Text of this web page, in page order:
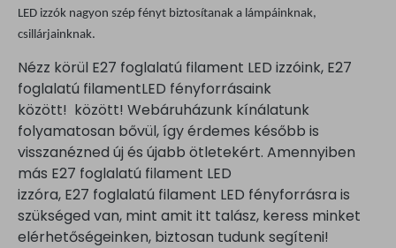
LED izzók nagyon szép fényt biztosítanak a lámpáinknak,
csillárjainknak.
Nézz körül E27 foglalatú filament LED izzóink, E27
foglalatú filamentLED fényforrásaink
között! között! Webáruházunk kínálatunk
folyamatosan bővül, így érdemes később is
visszanézned új és újabb ötletekért. Amennyiben
más E27 foglalatú filament LED
izzóra, E27 foglalatú filament LED fényforrásra is
szükséged van, mint amit itt talász, keress minket
elérhetőségeinken, biztosan tudunk segíteni!